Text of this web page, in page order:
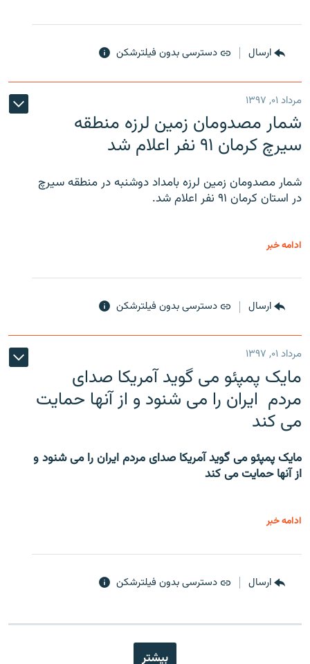
ارسال دسترسی بدون فیلترشکن
مرداد ۰۱, ۱۳۹۷
شمار مصدومان زمین لرزه منطقه
سیرچ کرمان ۹۱ نفر اعلام شد
شمار مصدومان زمین لرزه بامداد دوشنبه در منطقه سیرچ
در استان کرمان ۹۱ نفر اعلام شد.
ادامه خبر
ارسال دسترسی بدون فیلترشکن
مرداد ۰۱, ۱۳۹۷
مایک پمپئو می گوید آمریکا صدای
مردم ایران را می شنود و از آنها حمایت
می کند
مایک پمپئو می گوید آمریکا صدای مردم ایران را می شنود و
از آنها حمایت می کند
ادامه خبر
ارسال دسترسی بدون فیلترشکن
بیشتر